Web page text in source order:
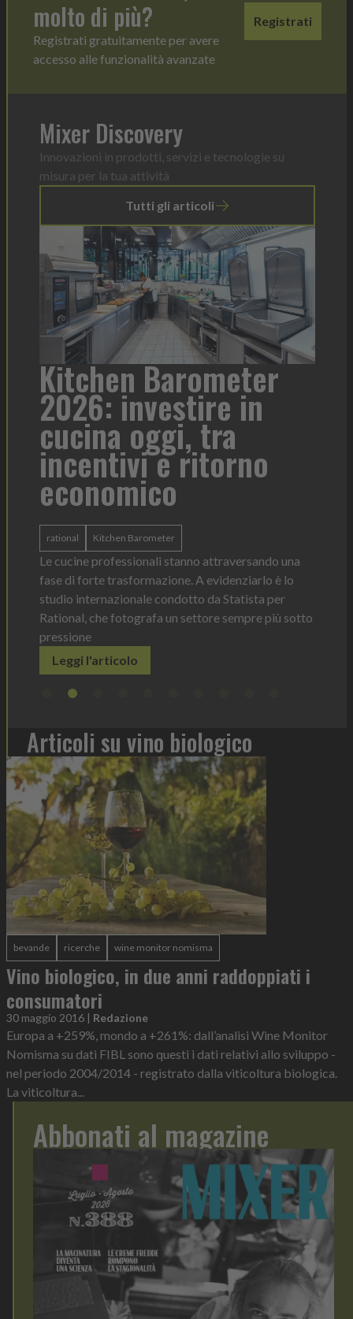
molto di più?
Registrati gratuitamente per avere
accesso alle funzionalità avanzate
Registrati
Mixer Discovery
Innovazioni in prodotti, servizi e tecnologie su
misura per la tua attività
Tutti gli articoli
in
una
è lo
per
più sotto
Heinz Mayonnaise:
formato per ogni
contesto di servizio
Heinz Mayonnaise Heinz
La novità di quest'anno è la Chef Bottle 1L:
ergonomica, con perfetta visibilità sul
dosaggio sempre sotto controllo
Leggi l'articolo
Articoli su vino biologico
bevande ricerche wine monitor nomisma
Vino biologico, in due anni raddoppiati i
consumatori
30 maggio 2016 Redazione
Europa a +259%, mondo a +261%: dall’analisi Wine Monitor
Nomisma su dati FIBL sono questi i dati relativi allo sviluppo -
nel periodo 2004/2014 - registrato dalla viticoltura biologica.
La viticoltura...
Abbonati al magazine